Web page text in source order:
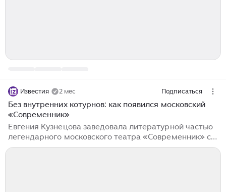
Известия 2 мес Подписаться
Без внутренних котурнов: как появился московский
«Современник»
Евгения Кузнецова заведовала литературной частью
легендарного московского театра «Современник» с
1995 по 2020 год, так что зарождение театра лично